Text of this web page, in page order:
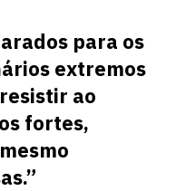
para os
extremos
ao
fortes,